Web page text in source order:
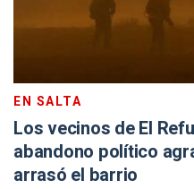
EN SALTA
Los vecinos de El
abandono político
arrasó el barrio